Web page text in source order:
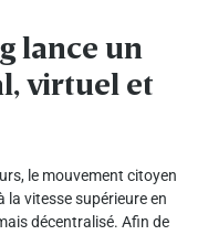
lance un
virtuel et
le mouvement citoyen
la vitesse supérieure en
décentralisé. Afin de